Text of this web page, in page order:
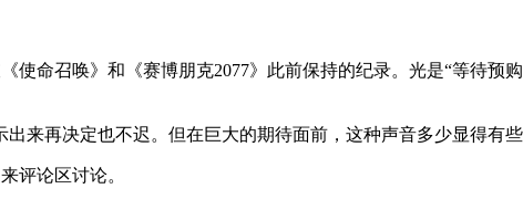
使命召唤》和《赛博朋克2077》此前保持的纪录。光是“等待预
来再决定也不迟。但在巨大的期待面前，这种声音多少显得有些
评论区讨论。